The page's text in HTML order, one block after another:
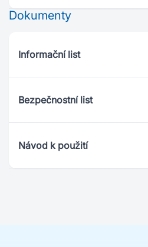
Dokumenty
Informační list
Bezpečnostní list
Návod k použití